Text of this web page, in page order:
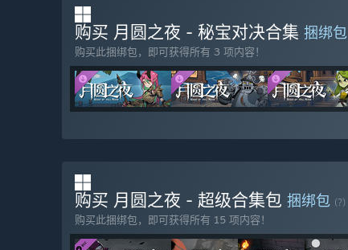
购买 月圆之夜 - 秘宝对决合集 捆绑包
购买此捆绑包，即可获得所有 3 项内容！
购买 月圆之夜 - 超级合集包 捆绑包 (?)
购买此捆绑包，即可获得所有 15 项内容！